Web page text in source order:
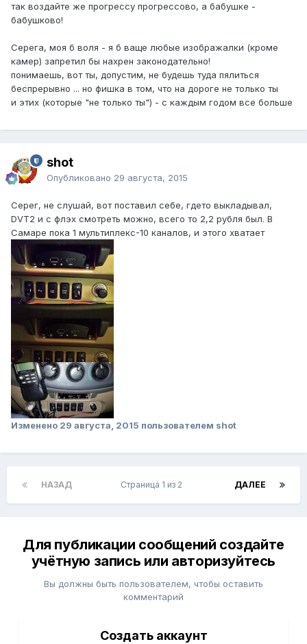
так воздайте же прогрессу прогрессово, а бабушке -
бабушково!
Серега, моя б воля - я б ваще любые изображалки (кроме
камер) запретил бы нахрен законодательно!
понимаешь, вот ты, допустим, не будешь туда пялиться
беспрерывно ... но фишка в том, что на дороге не только ты
и этих (которые "не только ты") - с каждым годом все больше
shot
Опубликовано 29 августа, 2015
Серег, не слушай, вот поставил себе, гдето выкладывал,
DVT2 и с флэх смотреть можно, всего то 2,2 рубля был. В
Самаре пока 1 мультиплекс-10 каналов, и этого хватает
Изменено 29 августа, 2015 пользователем shot
НАЗАД ДАЛЕЕ
Страница 1 из 2
Для публикации сообщений создайте
учётную запись или авторизуйтесь
Вы должны быть пользователем, чтобы оставить
комментарий
Создать аккаунт